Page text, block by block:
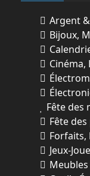
personnes
membres
mère,
conjoint
fait)
de toute
3.
3.1. AUCUN
3.2. Pour
Argent
Bijoux,
Cinéma,
Fête des
Fête
Forfaits,
Jeux-